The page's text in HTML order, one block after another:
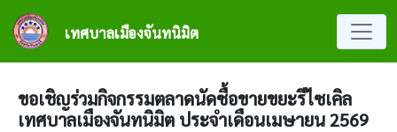
ข้ามไปยังเนื้อหาหลัก
เทศบาลเมืองจันทนิมิต
ขอเชิญร่วมกิจกรรมตลาดนัดซื้อขายขยะรีไซเคิล
เทศบาลเมืองจันทนิมิต ประจำเดือนเมษายน 2569